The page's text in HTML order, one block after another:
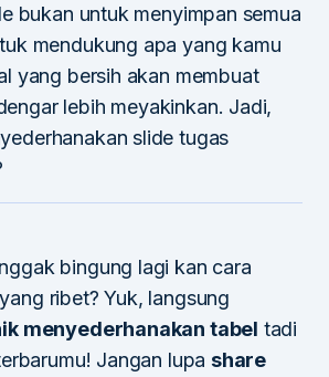
bukan untuk menyimpan semua
mendukung apa yang kamu
yang bersih akan membuat
lebih meyakinkan. Jadi,
slide tugas
bingung lagi kan cara
ribet? Yuk, langsung
menyederhanakan tabel tadi
Jangan lupa share